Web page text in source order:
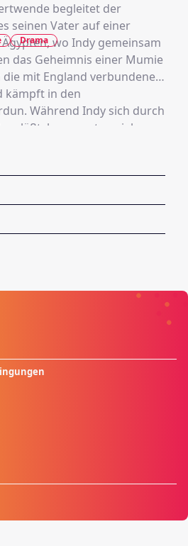
begleitet der
seinen Vater auf einer
wo Indy gemeinsam
das Geheimnis einer Mumie
mit England verbundene
kämpft in den
Während Indy sich durch
läßt, begegnet er vielen
Drama